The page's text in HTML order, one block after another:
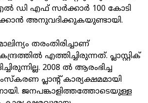
ഡി എഫ് സര്‍ക്കാര്‍ 100 കോടി
അനുവദിക്കുകയുണ്ടായി.
തരംതിരിച്ചാണ്
എത്തിച്ചിരുന്നത്. പ്ലാസ്റ്റിക്
2008 ല്‍ ആരംഭിച്ച
പ്ലാന്റ് കാര്യക്ഷമമായി
ജനപങ്കാളിത്തത്തോടെയുള്ള